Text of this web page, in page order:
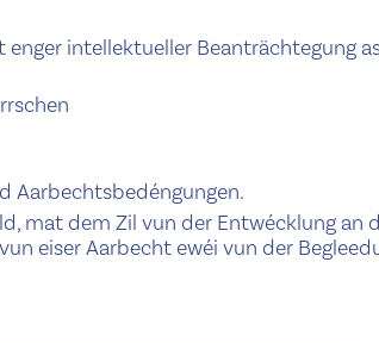
intellektueller Beanträchtegung
Aarbechtsbedéngungen.
mat dem Zil vun der Entwécklung an
eiser Aarbecht ewéi vun der